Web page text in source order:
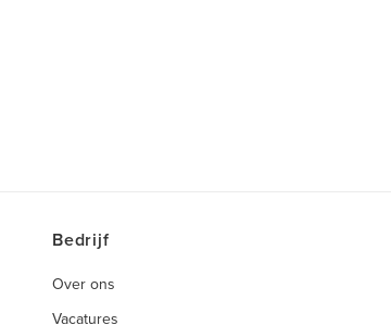
Bedrijf
Over ons
Vacatures